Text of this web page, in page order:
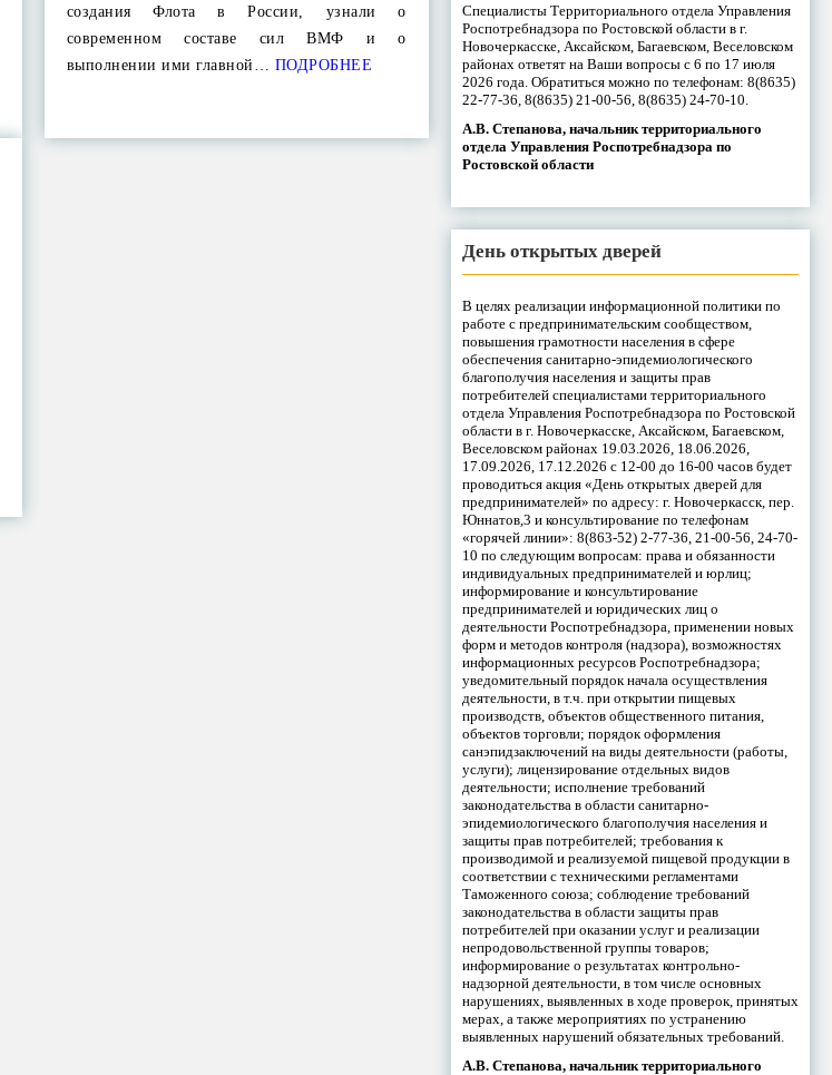
создания Флота в России, узнали о
современном составе сил ВМФ и о
выполнении ими главной… ПОДРОБНЕЕ
Специалисты Территориального отдела Управления
Роспотребнадзора по Ростовской области в г.
Новочеркасске, Аксайском, Багаевском, Веселовском
районах ответят на Ваши вопросы с 6 по 17 июля
2026 года. Обратиться можно по телефонам: 8(8635)
22-77-36, 8(8635) 21-00-56, 8(8635) 24-70-10.
А.В. Степанова, начальник территориального
отдела Управления Роспотребнадзора по
Ростовской области
День открытых дверей
В целях реализации информационной политики по
работе с предпринимательским сообществом,
повышения грамотности населения в сфере
обеспечения санитарно-эпидемиологического
благополучия населения и защиты прав
потребителей специалистами территориального
отдела Управления Роспотребнадзора по Ростовской
области в г. Новочеркасске, Аксайском, Багаевском,
Веселовском районах 19.03.2026, 18.06.2026,
17.09.2026, 17.12.2026 с 12-00 до 16-00 часов будет
проводиться акция «День открытых дверей для
предпринимателей» по адресу: г. Новочеркасск, пер.
Юннатов,3 и консультирование по телефонам
«горячей линии»: 8(863-52) 2-77-36, 21-00-56, 24-70-
10 по следующим вопросам: права и обязанности
индивидуальных предпринимателей и юрлиц;
информирование и консультирование
предпринимателей и юридических лиц о
деятельности Роспотребнадзора, применении новых
форм и методов контроля (надзора), возможностях
информационных ресурсов Роспотребнадзора;
уведомительный порядок начала осуществления
деятельности, в т.ч. при открытии пищевых
производств, объектов общественного питания,
объектов торговли; порядок оформления
санэпидзаключений на виды деятельности (работы,
услуги); лицензирование отдельных видов
деятельности; исполнение требований
законодательства в области санитарно-
эпидемиологического благополучия населения и
защиты прав потребителей; требования к
производимой и реализуемой пищевой продукции в
соответствии с техническими регламентами
Таможенного союза; соблюдение требований
законодательства в области защиты прав
потребителей при оказании услуг и реализации
непродовольственной группы товаров;
информирование о результатах контрольно-
надзорной деятельности, в том числе основных
нарушениях, выявленных в ходе проверок, принятых
мерах, а также мероприятиях по устранению
выявленных нарушений обязательных требований.
А.В. Степанова, начальник территориального